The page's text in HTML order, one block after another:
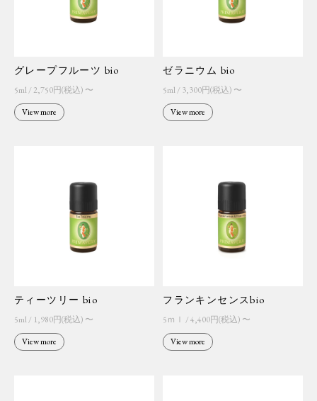
グレープフルーツ bio
5ml / 2,750円(税込) 〜
View more
ゼラニウム bio
5ml / 3,300円(税込) 〜
View more
ティーツリー bio
5ml / 1,980円(税込) 〜
View more
フランキンセンスbio
5ｍｌ / 4,400円(税込) 〜
View more